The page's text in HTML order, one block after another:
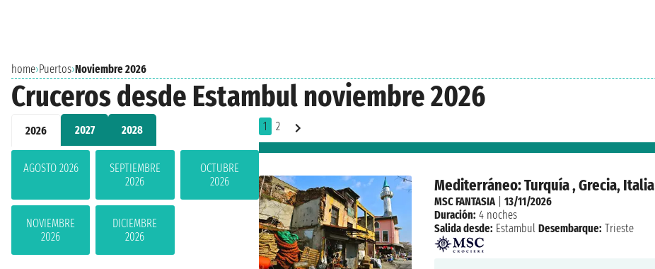
home›Puertos›Noviembre 2026
Cruceros desde Estambul noviembre 2026
2026 2027 2028
AGOSTO 2026
SEPTIEMBRE
2026
OCTUBRE
2026
NOVIEMBRE
2026
DICIEMBRE
2026
1 2
Mediterráneo: Turquía , Grecia, Italia
MSC FANTASIA|13/11/2026
Duración: 4 noches
Salida desde: Estambul Desembarque: Trieste